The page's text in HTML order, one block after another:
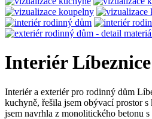
Interiér Líbeznice
Interiér a exteriér pro rodinný dům
kuchyně, řešila jsem obývací prostor
jsem navrhla z monolitického betonu